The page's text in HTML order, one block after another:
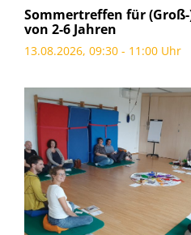
Sommertreffen für
von 2-6 Jahren
13.08.2026, 09:30 - 11:00 Uhr